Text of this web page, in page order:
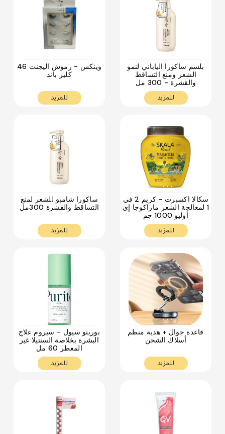
. . .
وينكس - رموش اليجنت 46
كلير باند
للمزيد
. . .
بلسم ساكورا الياباني لنمو
الشعر ومنع التساقط
والقشرة - 300 مل
للمزيد
. . .
ساكورا شامبو للشعر لمنع
التساقط والقشرة 300مل
للمزيد
. . .
سكالا اكسبرت - كريم 2 في
1 لمعالجة الشعر ماراكوجا إي
أوليو 1000 جم
للمزيد
. . .
بوريتو سيول - سيروم علاج
البشرة بخلاصة السنتيلا غير
المعطر 60 مل
للمزيد
. . .
قاعدة جوال + هدية منظم
أسلاك الشحن
للمزيد